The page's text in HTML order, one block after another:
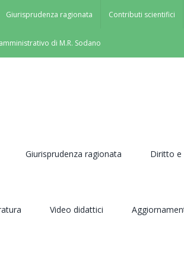
Giurisprudenza ragionata Contributi scientifici
di M.R. Sodano
Giurisprudenza ragionata Diritto e
Video didattici